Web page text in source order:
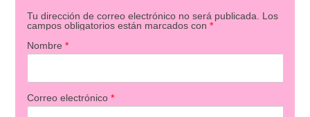
Tu dirección de correo electrónico no será publicada.
Los
campos obligatorios están marcados con *
Nombre *
Correo electrónico *